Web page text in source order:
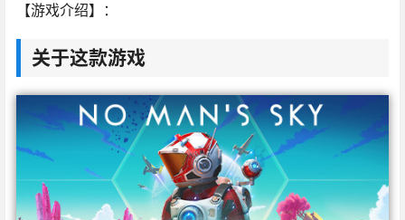
【游戏介绍】：
关于这款游戏